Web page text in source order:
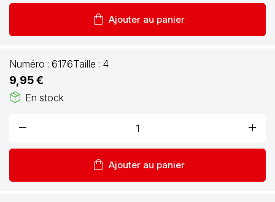
shopping_bag Ajouter au panier
Numéro : 6176Taille : 4
9,95 €
package_2 En stock
remove add
shopping_bag Ajouter au panier